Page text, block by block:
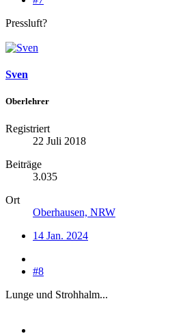
Pressluft?
Sven
Oberlehrer
Registriert
22 Juli 2018
Beiträge
3.035
Ort
Oberhausen, NRW
14 Jan. 2024
#8
Lunge und Strohhalm...